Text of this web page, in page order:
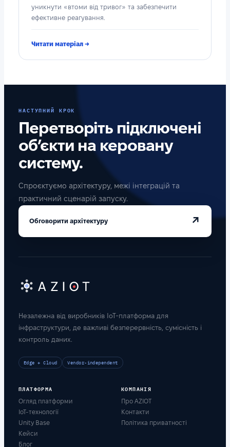
уникнути «втоми від тривог» та забезпечити
ефективне реагування.
Читати матеріал →
НАСТУПНИЙ КРОК
Перетворіть підключені
об’єкти на керовану
систему.
Спроєктуємо архітектуру, межі інтеграцій та
практичний сценарій запуску.
Обговорити архітектуру ↗
Незалежна від виробників IoT-платформа для
інфраструктури, де важливі безперервність, сумісність і
контроль даних.
Edge + Cloud Vendor-independent
ПЛАТФОРМА
Огляд платформи
IoT-технології
Unity Base
Кейси
Блог
КОМПАНІЯ
Про AZIOT
Контакти
Політика приватності